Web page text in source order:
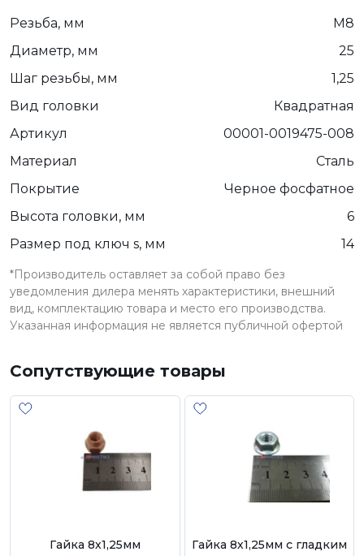
Резьба, мм
М8
Диаметр, мм
25
Шаг резьбы, мм
1,25
Вид головки
Квадратная
Артикул
00001-0019475-008
Материал
Сталь
Покрытие
Черное фосфатное
Высота головки, мм
6
Размер под ключ s, мм
14
*Производитель оставляет за собой право без
уведомления дилера менять характеристики, внешний
вид, комплектацию товара и место его производства.
Указанная информация не является публичной офертой
Сопутствующие товары
Гайка 8х1,25мм
Гайка 8х1,25мм с гладким